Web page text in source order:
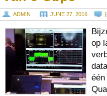
ADMIN JUNE 27, 2016 [
op